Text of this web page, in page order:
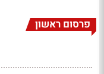
פרסום ראשון